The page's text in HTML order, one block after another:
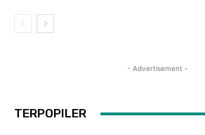
- Advertisement -
TERPOPILER